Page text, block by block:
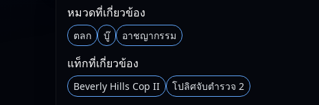
หมวดที่เกี่ยวข้อง
ตลก บู๊ อาชญากรรม
แท็กที่เกี่ยวข้อง
Beverly Hills Cop II โปลิศจับตำรวจ 2